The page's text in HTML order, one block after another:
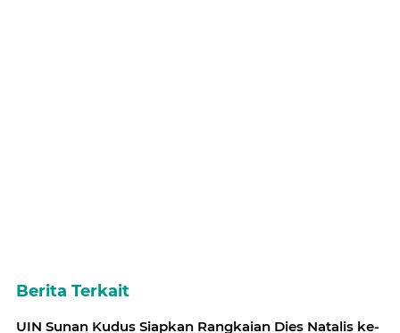
Berita Terkait
UIN Sunan Kudus Siapkan Rangkaian Dies Natalis ke-